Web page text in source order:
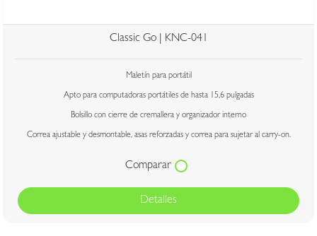
Classic Go | KNC-041
Maletín para portátil
Apto para computadoras portátiles de hasta 15,6 pulgadas
Bolsillo con cierre de cremallera y organizador interno
Correa ajustable y desmontable, asas reforzadas y correa para sujetar al carry-on.
Comparar
Detalles